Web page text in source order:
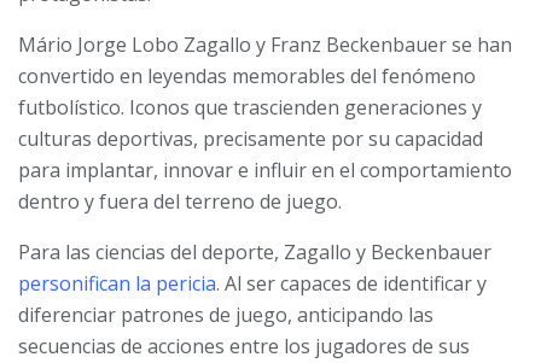
Mário Jorge Lobo Zagallo y Franz Beckenbauer se han
convertido en leyendas memorables del fenómeno
futbolístico. Iconos que trascienden generaciones y
culturas deportivas, precisamente por su capacidad
para implantar, innovar e influir en el comportamiento
dentro y fuera del terreno de juego.
Para las ciencias del deporte, Zagallo y Beckenbauer
personifican la pericia. Al ser capaces de identificar y
diferenciar patrones de juego, anticipando las
secuencias de acciones entre los jugadores de sus